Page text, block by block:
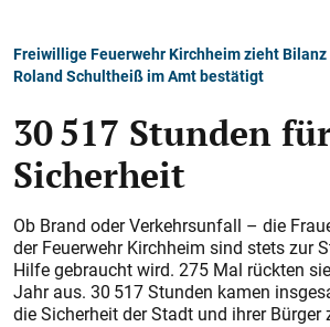
Freiwillige Feuerwehr Kirchheim zieht
Roland Schultheiß im Amt bestätigt
30 517 Stunden
Sicherheit
Ob Brand oder Verkehrsunfall – die
der Feuerwehr Kirchheim sind stets zur
Hilfe gebraucht wird. 275 Mal rückten
Jahr aus. 30 517 Stunden kamen
die Sicherheit der Stadt und ihrer Bürger